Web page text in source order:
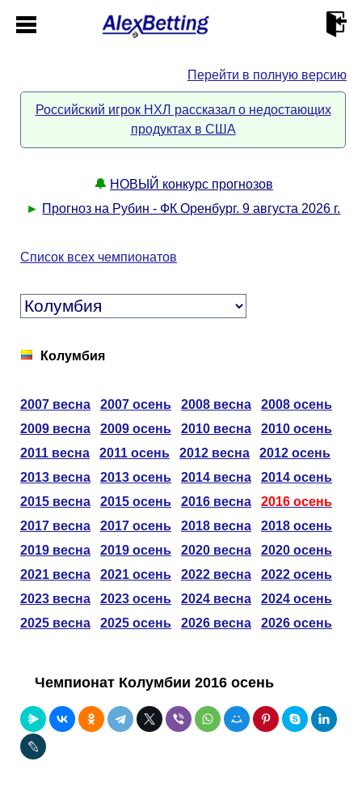
Описание
Ответы на вопросы
Отзывы
Новости
Партнёрка
Вакансии
Реклама
Контакты
Прогнозы
Бесплатные
Платные
Статистика
Таблицы
Чемпионатов
Серии
►
Еврокубки
Лига Чемпионов
Лига Европы
Лига Конференций
Чемпионат Мира
Кубок Мира (отбор)
Кубок Европы (отбор)
►
Инструменты
Поиск команд
Расчёт системы
На что ставят?
Telegram Bot
Перейти в полную версию
Российский игрок НХЛ рассказал о недостающих
продуктах в США
🔔 НОВЫЙ конкурс прогнозов
► Прогноз на Рубин - ФК Оренбург. 9 августа 2026 г.
Список всех чемпионатов
Колумбия
2007 весна 2007 осень 2008 весна
2008 осень
2009 весна
2009 осень 2010 весна
2010 осень
2011 весна
2011 осень 2012 весна
2012 осень
2013 весна
2013 осень 2014 весна
2014 осень
2015 весна
2015 осень 2016 весна
2016 осень
2017 весна
2017 осень 2018 весна
2018 осень
2019 весна
2019 осень 2020 весна
2020 осень
2021 весна
2021 осень 2022 весна
2022 осень
2023 весна
2023 осень 2024 весна
2024 осень
2025 весна
2025 осень 2026 весна 2026 осень
Чемпионат Колумбии 2016 осень